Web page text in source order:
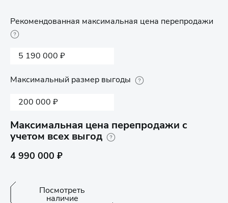
Рекомендованная максимальная цена перепродажи
5 190 000 ₽
Максимальный размер выгоды
200 000 ₽
Максимальная цена перепродажи с
учетом всех выгод
4 990 000 ₽
Посмотреть
наличие